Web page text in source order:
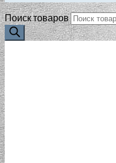
Поиск товаров